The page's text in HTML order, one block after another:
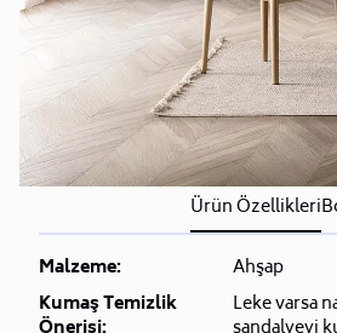
Ürün Özellikleri
Malzeme:
Ahşap
Kumaş Temizlik
Leke varsa